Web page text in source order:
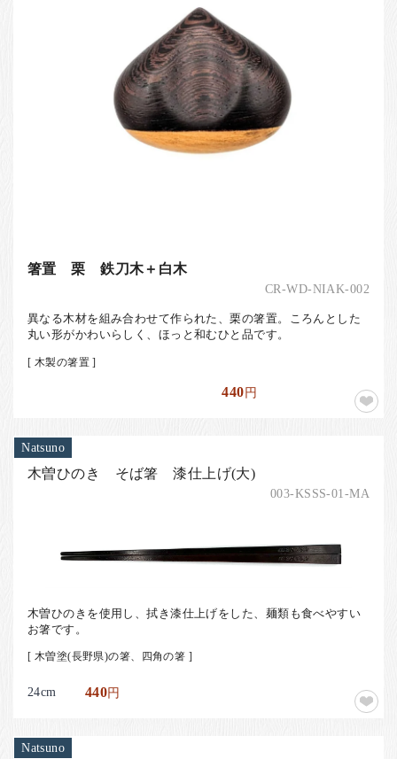
箸置 栗 鉄刀木＋白木
CR-WD-NIAK-002
異なる木材を組み合わせて作られた、栗の箸置。ころんとした
丸い形がかわいらしく、ほっと和むひと品です。
[ 木製の箸置 ]
440円
Natsuno
木曽ひのき そば箸 漆仕上げ(大)
003-KSSS-01-MA
木曽ひのきを使用し、拭き漆仕上げをした、麺類も食べやすい
お箸です。
[ 木曽塗(長野県)の箸、四角の箸 ]
24cm 440円
Natsuno